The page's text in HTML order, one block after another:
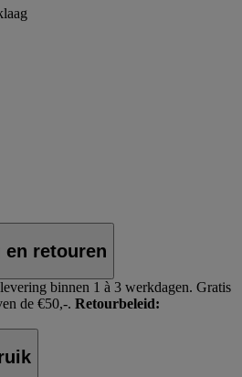
retouren
binnen 1 à 3 werkdagen. Gratis
de €50,-. Retourbeleid: